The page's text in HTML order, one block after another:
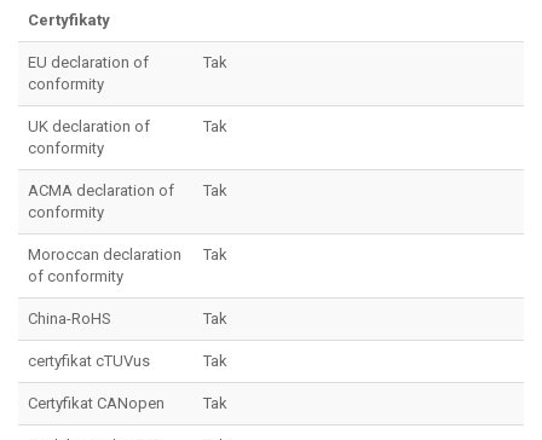
Certyfikaty
EU declaration of
conformity
Tak
UK declaration of
conformity
Tak
ACMA declaration of
conformity
Tak
Moroccan declaration
of conformity
Tak
China-RoHS Tak
certyfikat cTUVus Tak
Certyfikat CANopen Tak